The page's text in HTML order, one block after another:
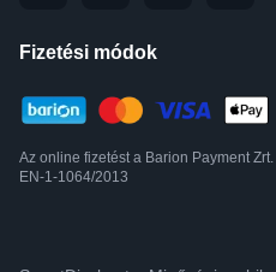
Fizetési módok
Az online fizetést a Barion Payment
EN-1-1064/2013